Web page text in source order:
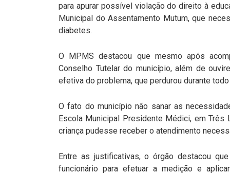
para apurar possível violação do direito à
Municipal do Assentamento Mutum, que
diabetes.
O MPMS destacou que mesmo após
Conselho Tutelar do município, além de
efetiva do problema, que perdurou durante
O fato do município não sanar as
Escola Municipal Presidente Médici, em
criança pudesse receber o atendimento
Entre as justificativas, o órgão destacou
funcionário para efetuar a medição e